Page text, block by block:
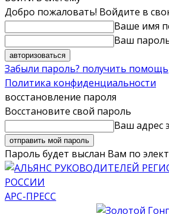
Добро пожаловать! Войдите в
Ваше имя
Ваш
Забыли пароль? получить помощь
Политика конфиденциальности
восстановление пароля
Восстановите свой пароль
Ваш адрес
Пароль будет выслан Вам по
АРС-ПРЕСС